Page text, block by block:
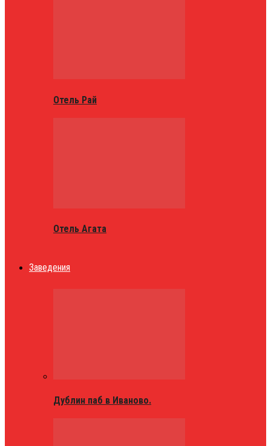
Отель Рай
Отель Агата
Заведения
Дублин паб в Иваново.